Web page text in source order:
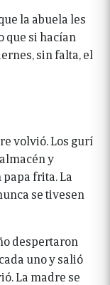
la abuela les
que si hacían
sin falta, el
volvió. Los gurí
y
frita. La
se tivesen
despertaron
uno y salió
La madre se